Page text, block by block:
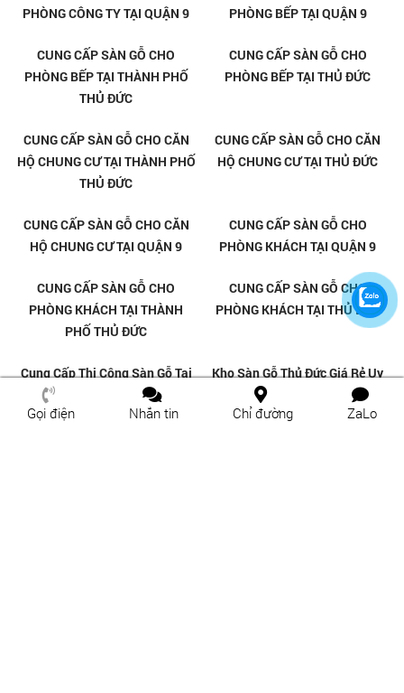
CUNG CẤP SÀN GỖ CHO
THỦ ĐỨC
Gọi điện Nhắn tin Chỉ đường ZaLo